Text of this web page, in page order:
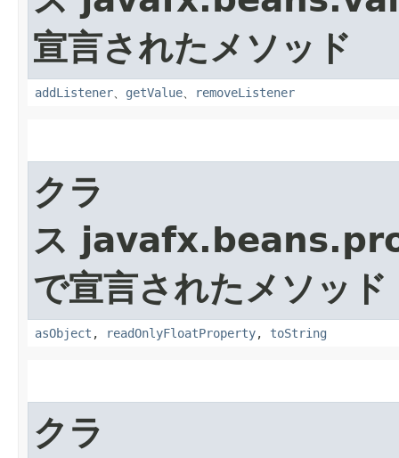
宣言されたメソッド
addListener、 getValue、 removeListener
クラ
ス
で宣言されたメソッド
asObject , readOnlyFloatProperty, toString
クラ